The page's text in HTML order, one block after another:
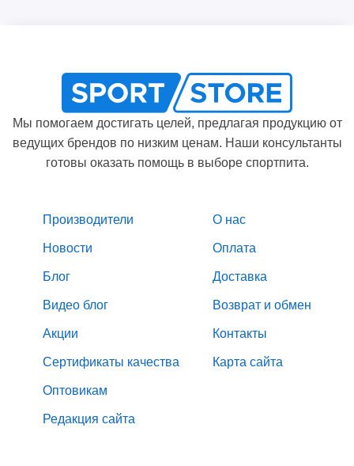
Мы помогаем достигать целей, предлагая продукцию от
ведущих брендов по низким ценам. Наши консультанты
готовы оказать помощь в выборе спортпита.
Производители
Новости
Блог
Видео блог
Акции
Сертификаты качества
Оптовикам
Редакция сайта
О нас
Оплата
Доставка
Возврат и обмен
Контакты
Карта сайта